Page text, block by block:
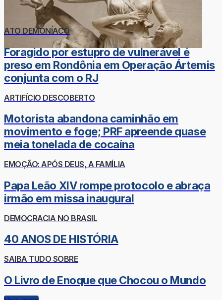
ATO DEMONÍACO
Foragido por estupro de vulnerável é
preso em Rondônia em Operação Ártemis
conjunta com o RJ
ARTIFÍCIO DESCOBERTO
Motorista abandona caminhão em
movimento e foge; PRF apreende quase
meia tonelada de cocaína
EMOÇÃO: APÓS DEUS, A FAMÍLIA
Papa Leão XIV rompe protocolo e abraça
irmão em missa inaugural
DEMOCRACIA NO BRASIL
40 ANOS DE HISTÓRIA
SAIBA TUDO SOBRE
O Livro de Enoque que Chocou o Mundo